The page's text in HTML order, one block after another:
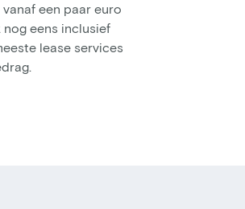
een paar euro
eens inclusief
lease services